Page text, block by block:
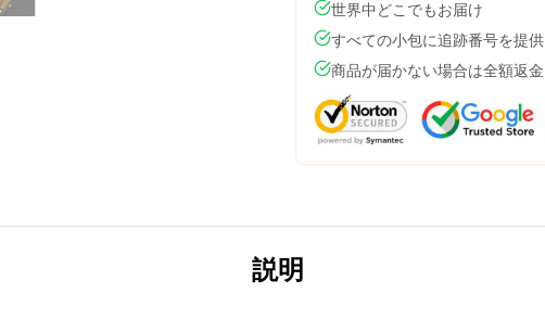
世界中どこでもお届け
すべての小包に追跡番号を提供
商品が届かない場合は全額返金
説明